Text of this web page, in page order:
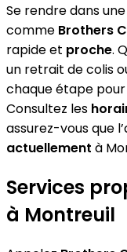
Se rendre dans
comme Brothers
rapide et proche.
un retrait de colis
chaque étape
Consultez les
assurez-vous que
actuellement à
Services
à Montreuil